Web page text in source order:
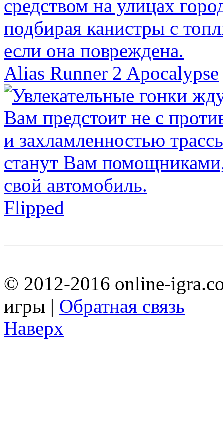
Alias Runner 2 Apocalypse
Flipped
© 2012-2016 online-
игры | Обратная связь
Наверх